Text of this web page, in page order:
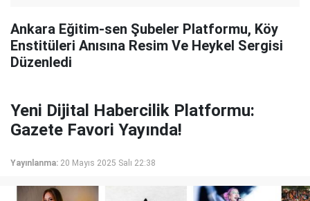
Ankara Eğitim-sen Şubeler Platformu, Köy
Enstitüleri Anısına Resim Ve Heykel Sergisi
Düzenledi
Yeni Dijital Habercilik Platformu:
Gazete Favori Yayında!
Yayınlanma: 20 Mayıs 2025 Salı 22:38